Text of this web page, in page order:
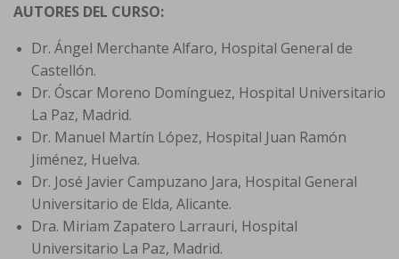
AUTORES DEL CURSO:
Dr. Ángel Merchante Alfaro, Hospital General de
Castellón.
Dr. Óscar Moreno Domínguez, Hospital Universitario
La Paz, Madrid.
Dr. Manuel Martín López, Hospital Juan Ramón
Jiménez, Huelva.
Dr. José Javier Campuzano Jara, Hospital General
Universitario de Elda, Alicante.
Dra. Miriam Zapatero Larrauri, Hospital
Universitario La Paz, Madrid.